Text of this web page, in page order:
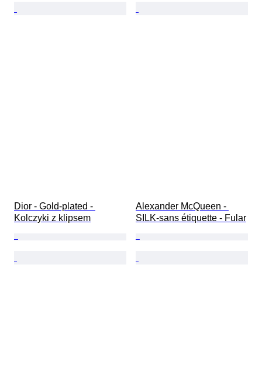
Dior - Gold-plated -
Kolczyki z klipsem
Alexander McQueen -
SILK-sans étiquette - Fular